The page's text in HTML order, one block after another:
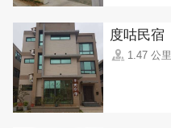
度咕民宿
1.47 公里